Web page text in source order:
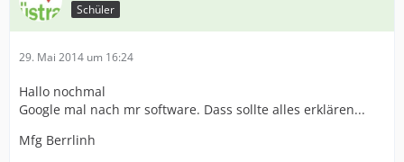
Schüler
29. Mai 2014 um 16:24
Hallo nochmal
Google mal nach mr software. Dass sollte alles erklären...
Mfg Berrlinh